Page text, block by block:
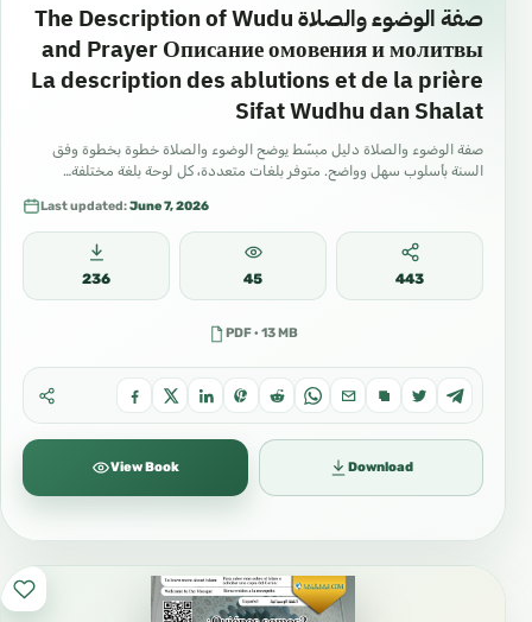
صفة الوضوء والصلاة The Description of Wudu
and Prayer Описание омовения и молитвы
La description des ablutions et de la prière
Sifat Wudhu dan Shalat
صفة الوضوء والصلاة دليل مبسّط يوضح الوضوء والصلاة خطوة بخطوة وفق
السنة بأسلوب سهل وواضح. متوفر بلغات متعددة، كل لوحة بلغة مختلفة…
Last updated:June 7, 2026
236 45 443
PDF · 13 MB
View Book Download